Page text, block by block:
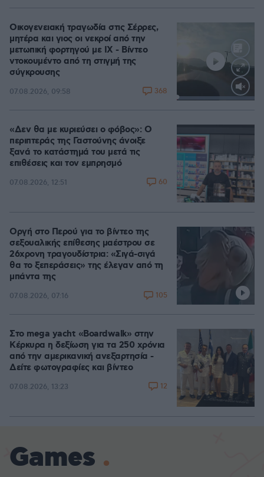
Loaded:
Οικογενειακή τραγωδία στις Σέρρες,
μητέρα και γιος οι νεκροί από την
μετωπική φορτηγού με ΙΧ - Βίντεο
ντοκουμέντο από τη στιγμή της
σύγκρουσης
07.08.2026, 09:58 368
«Δεν θα με κυριεύσει ο φόβος»: Ο
περιπτεράς της Γαστούνης άνοιξε
ξανά το κατάστημά του μετά τις
επιθέσεις και τον εμπρησμό
07.08.2026, 12:51 60
Οργή στο Περού για το βίντεο της
σεξουαλικής επίθεσης μαέστρου σε
26χρονη τραγουδίστρια: «Σιγά-σιγά
θα το ξεπεράσεις» της έλεγαν από τη
μπάντα της
07.08.2026, 07:16 105
Στο mega yacht «Boardwalk» στην
Κέρκυρα η δεξίωση για τα 250 χρόνια
από την αμερικανική ανεξαρτησία -
Δείτε φωτογραφίες και βίντεο
07.08.2026, 13:23 12
Games